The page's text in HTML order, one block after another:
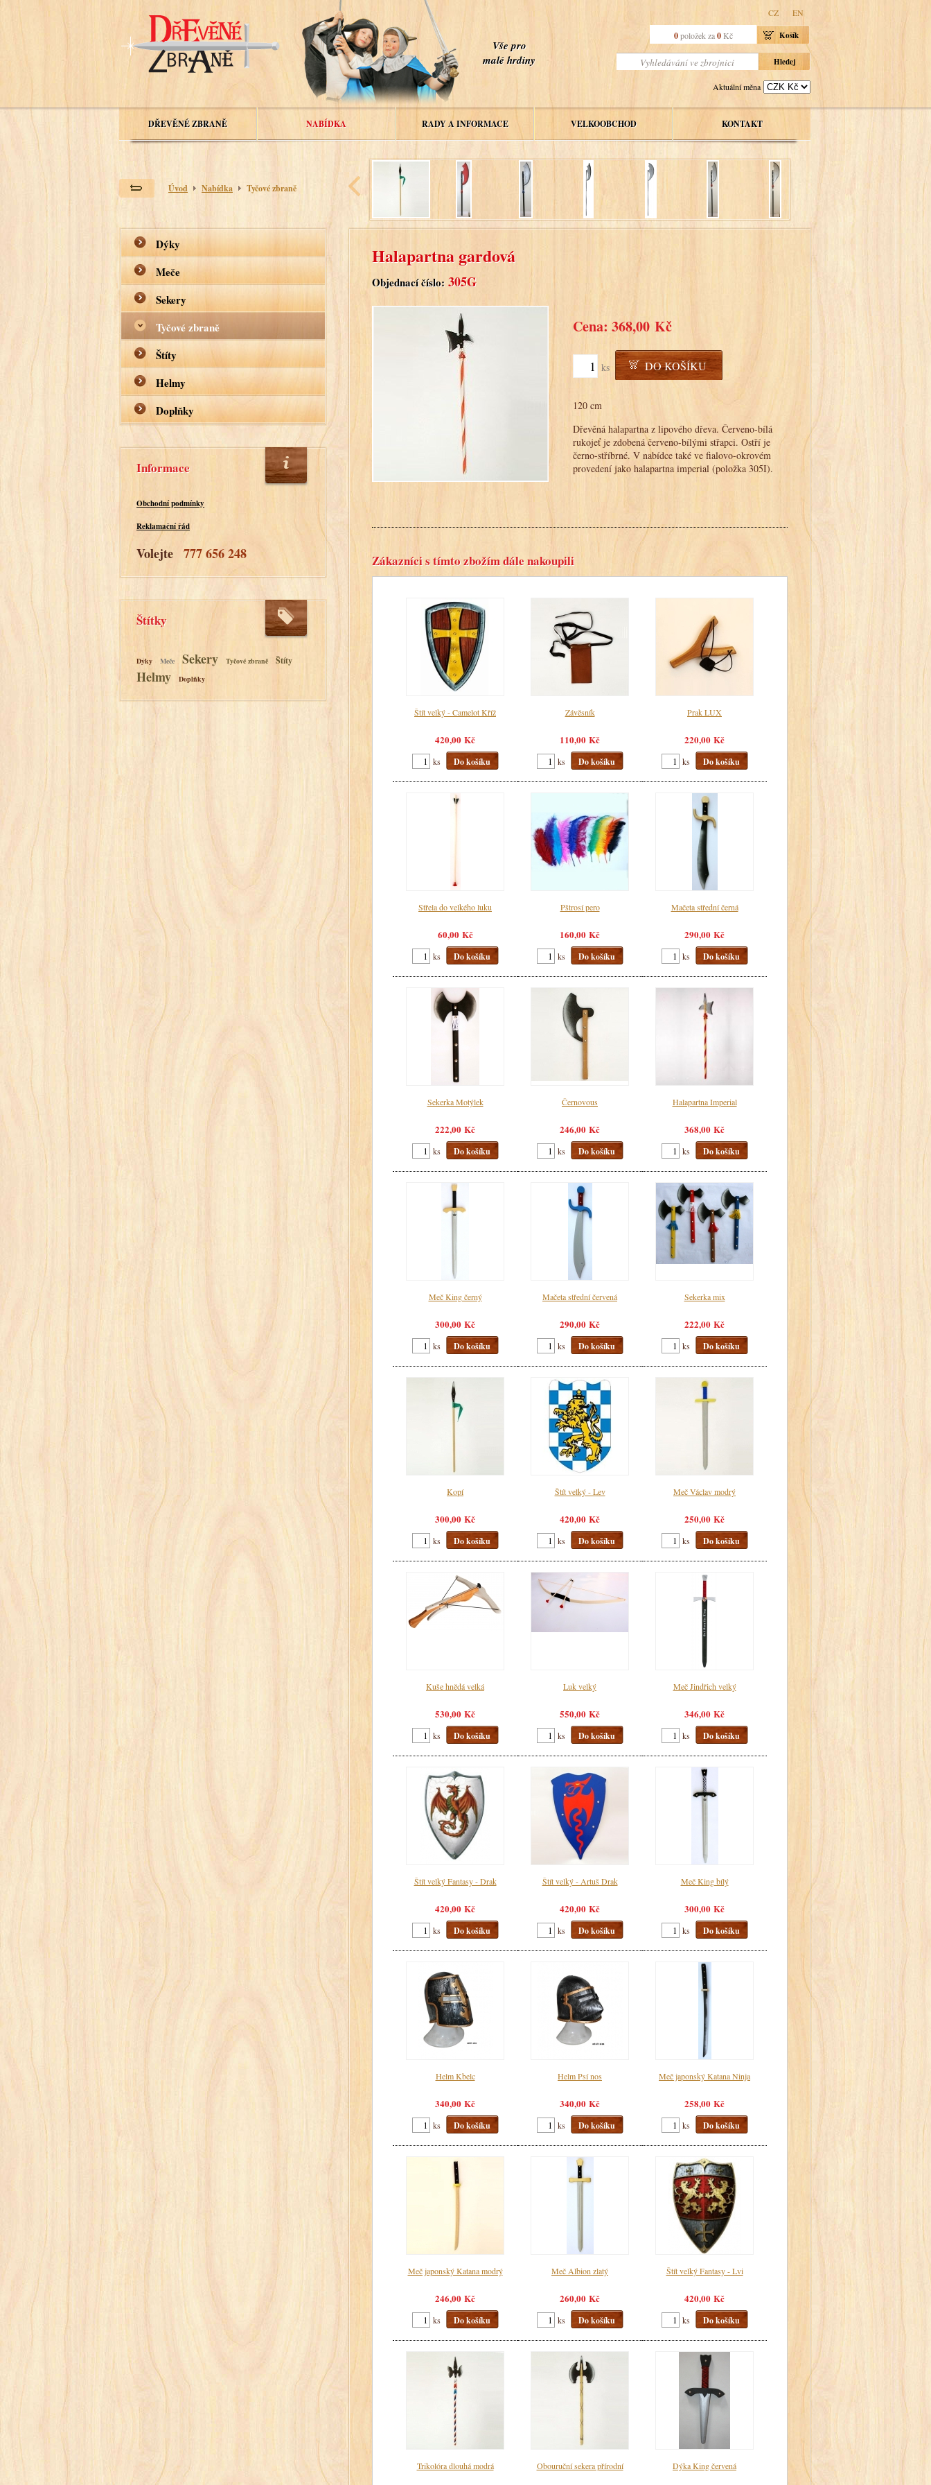
Vše pro
malé hrdiny
CZ EN
Košík
0 položek za0 Kč
Aktuální měna
DŘEVĚNÉ ZBRANĚ NABÍDKA RADY A INFORMACE VELKOOBCHOD KONTAKT
Úvod Nabídka Tyčové zbraně
Dýky
Meče
Sekery
Tyčové zbraně
Štíty
Helmy
Doplňky
Informace
Obchodní podmínky
Reklamační řád
Volejte 777 656 248
Štítky
Dýky Meče Sekery Tyčové zbraně Štíty
Helmy Doplňky
Halapartna gardová
Objednací číslo: 305G
Cena: 368,00 Kč
ks DO KOŠÍKU
120 cm
Dřevěná halapartna z lipového dřeva. Červeno-bílá
rukojeť je zdobená červeno-bílými střapci. Ostří je
černo-stříbrné. V nabídce také ve fialovo-okrovém
provedení jako halapartna imperial (položka 305I).
Zákazníci s tímto zbožím dále nakoupili
Štít velký - Camelot Kříž
420,00 Kč
ks Do košíku
Závěsník
110,00 Kč
ks Do košíku
Prak LUX
220,00 Kč
ks Do košíku
Střela do velkého luku
60,00 Kč
ks Do košíku
Pštrosí pero
160,00 Kč
ks Do košíku
Mačeta střední černá
290,00 Kč
ks Do košíku
Sekerka Motýlek
222,00 Kč
ks Do košíku
Černovous
246,00 Kč
ks Do košíku
Halapartna Imperial
368,00 Kč
ks Do košíku
Meč King černý
300,00 Kč
ks Do košíku
Mačeta střední červená
290,00 Kč
ks Do košíku
Sekerka mix
222,00 Kč
ks Do košíku
Kopí
300,00 Kč
ks Do košíku
Štít velký - Lev
420,00 Kč
ks Do košíku
Meč Václav modrý
250,00 Kč
ks Do košíku
Kuše hnědá velká
530,00 Kč
ks Do košíku
Luk velký
550,00 Kč
ks Do košíku
Meč Jindřich velký
346,00 Kč
ks Do košíku
Štít velký Fantasy - Drak
420,00 Kč
ks Do košíku
Štít velký - Artuš Drak
420,00 Kč
ks Do košíku
Meč King bílý
300,00 Kč
ks Do košíku
Helm Kbelc
340,00 Kč
ks Do košíku
Helm Psí nos
340,00 Kč
ks Do košíku
Meč japonský Katana Ninja
258,00 Kč
ks Do košíku
Meč japonský Katana modrý
246,00 Kč
ks Do košíku
Meč Albion zlatý
260,00 Kč
ks Do košíku
Štít velký Fantasy - Lvi
420,00 Kč
ks Do košíku
Trikolóra dlouhá modrá Obouruční sekera přírodní Dýka King červená